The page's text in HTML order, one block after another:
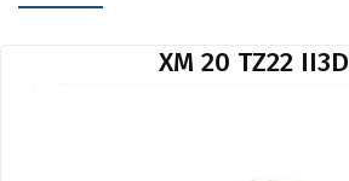
XM 20 TZ22 II3D